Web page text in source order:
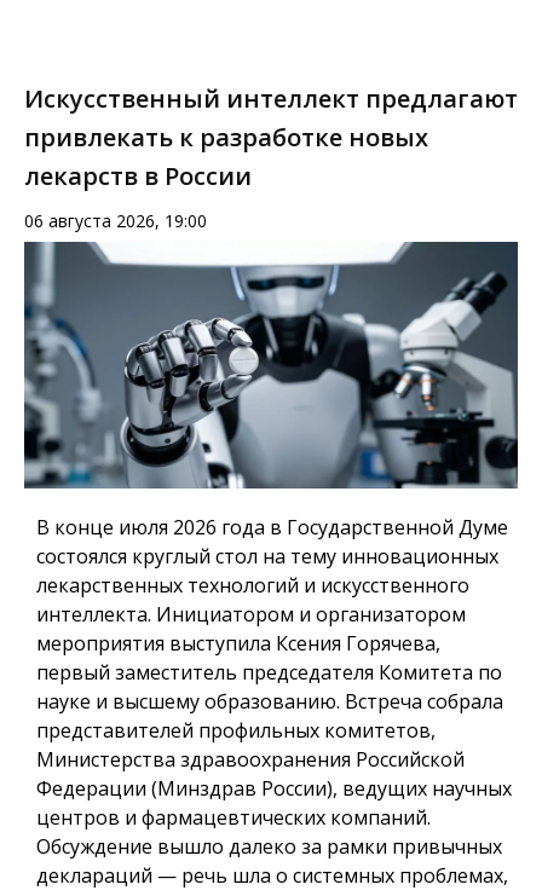
Искусственный интеллект предлагают
привлекать к разработке новых
лекарств в России
06 августа 2026, 19:00
В конце июля 2026 года в Государственной Думе
состоялся круглый стол на тему инновационных
лекарственных технологий и искусственного
интеллекта. Инициатором и организатором
мероприятия выступила Ксения Горячева,
первый заместитель председателя Комитета по
науке и высшему образованию. Встреча собрала
представителей профильных комитетов,
Министерства здравоохранения Российской
Федерации (Минздрав России), ведущих научных
центров и фармацевтических компаний.
Обсуждение вышло далеко за рамки привычных
деклараций — речь шла о системных проблемах,